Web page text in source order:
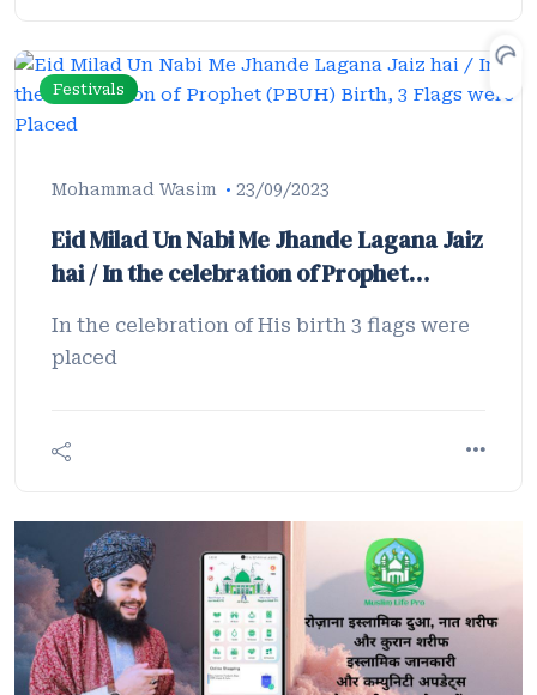
Festivals
Mohammad Wasim 23/09/2023
Eid Milad Un Nabi Me Jhande Lagana Jaiz
hai / In the celebration of Prophet
In the celebration of His birth 3 flags were
placed